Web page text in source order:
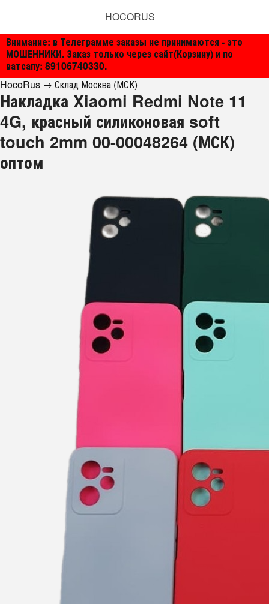
Внимание: в Телеграмме заказы не принимаются - это
МОШЕННИКИ. Заказ только через сайт(Корзину) и по
ватсапу: 89106740330.
HOCORUS
HocoRus → Склад Москва (МСК)
Накладка Xiaomi Redmi Note 11
4G, красный силиконовая soft
touch 2mm 00-00048264 (МСК)
оптом